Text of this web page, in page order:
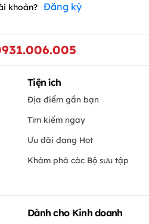
khoản? Đăng ký
Tiện ích
Địa điểm gần bạn
Tìm kiếm ngay
Ưu đãi đang Hot
Khám phá các Bộ sưu tập
Dành cho Kinh doanh